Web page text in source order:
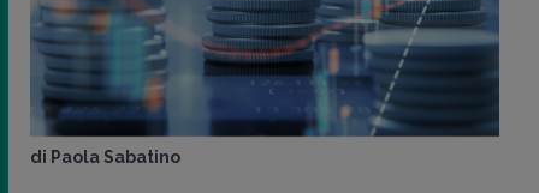
di Paola Sabatino